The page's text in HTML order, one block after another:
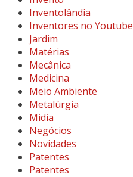
Inventolândia
Inventores no Youtube
Jardim
Matérias
Mecânica
Medicina
Meio Ambiente
Metalúrgia
Midia
Negócios
Novidades
Patentes
Patentes